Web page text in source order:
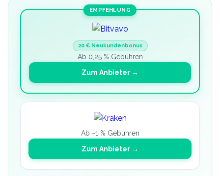
EMPFEHLUNG
20 € Neukundenbonus
Ab 0,25 % Gebühren
Zum Anbieter →
Ab ~1 % Gebühren
Zum Anbieter →